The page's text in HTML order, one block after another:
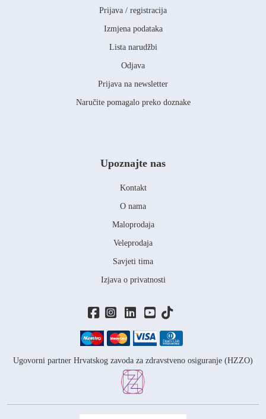
Prijava / registracija
Izmjena podataka
Lista narudžbi
Odjava
Prijava na newsletter
Naručite pomagalo preko doznake
Ugovorni partner Hrvatskog zavoda za zdravstveno osiguranje (HZZO)
Upoznajte nas
Kontakt
O nama
Maloprodaja
Veleprodaja
Savjeti tima
Izjava o privatnosti